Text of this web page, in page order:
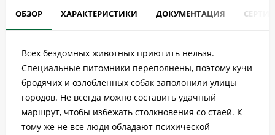
ОБЗОР ХАРАКТЕРИСТИКИ ДОКУМЕНТАЦИЯ
Всех бездомных животных приютить нельзя.
Специальные питомники переполнены, поэтому кучи
бродячих и озлобленных собак заполонили улицы
городов. Не всегда можно составить удачный
маршрут, чтобы избежать столкновения со стаей. К
тому же не все люди обладают психической